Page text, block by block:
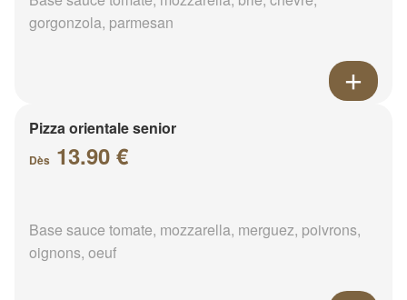
gorgonzola, parmesan
Pizza orientale senior
Dès 13.90 €
Base sauce tomate, mozzarella, merguez, poivrons,
oignons, oeuf